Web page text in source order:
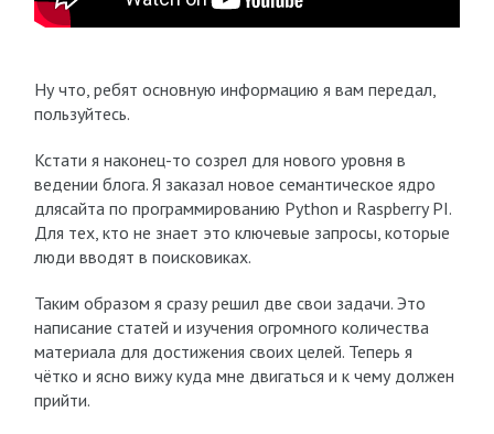
Ну что, ребят основную информацию я вам передал,
пользуйтесь.
Кстати я наконец-то созрел для нового уровня в
ведении блога. Я заказал новое семантическое ядро
длясайта по программированию Python и Raspberry PI.
Для тех, кто не знает это ключевые запросы, которые
люди вводят в поисковиках.
Таким образом я сразу решил две свои задачи. Это
написание статей и изучения огромного количества
материала для достижения своих целей. Теперь я
чётко и ясно вижу куда мне двигаться и к чему должен
прийти.